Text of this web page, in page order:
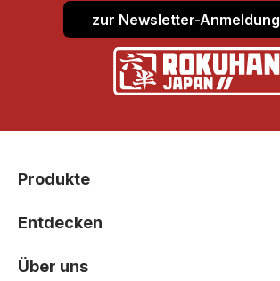
zur Newsletter-Anmeldung
Produkte
Entdecken
Über uns